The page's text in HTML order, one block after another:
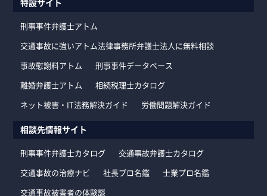
特設サイト
刑事事件弁護士アトム
交通事故に強いアトム法律事務所弁護士法人に無料相談
事故慰謝料アトム 刑事事件データベース
離婚弁護士アトム 相続税理士カタログ
ネット被害・IT法務解決ガイド 労働問題解決ガイド
相談先情報サイト
刑事事件弁護士カタログ 交通事故弁護士カタログ
交通事故の治療ナビ 社長プロ名鑑 士業プロ名鑑
交通事故被害者の体験談